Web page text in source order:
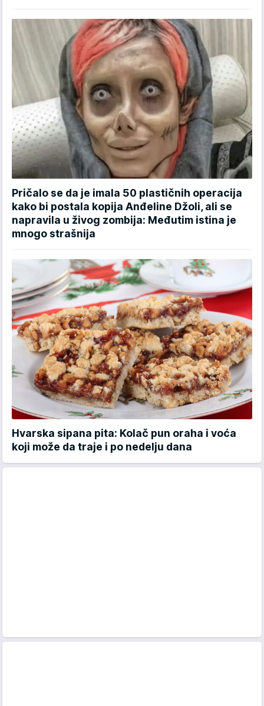
Pričalo se da je imala 50 plastičnih operacija
kako bi postala kopija Anđeline Džoli, ali se
napravila u živog zombija: Međutim istina je
mnogo strašnija
Hvarska sipana pita: Kolač pun oraha i voća
koji može da traje i po nedelju dana